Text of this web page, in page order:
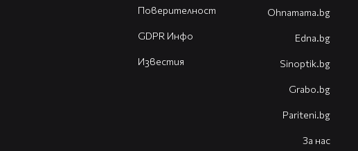
Поверителност
GDPR Инфо
Известия
Оhnamama.bg
Edna.bg
Sinoptik.bg
Grabo.bg
Pariteni.bg
За нас